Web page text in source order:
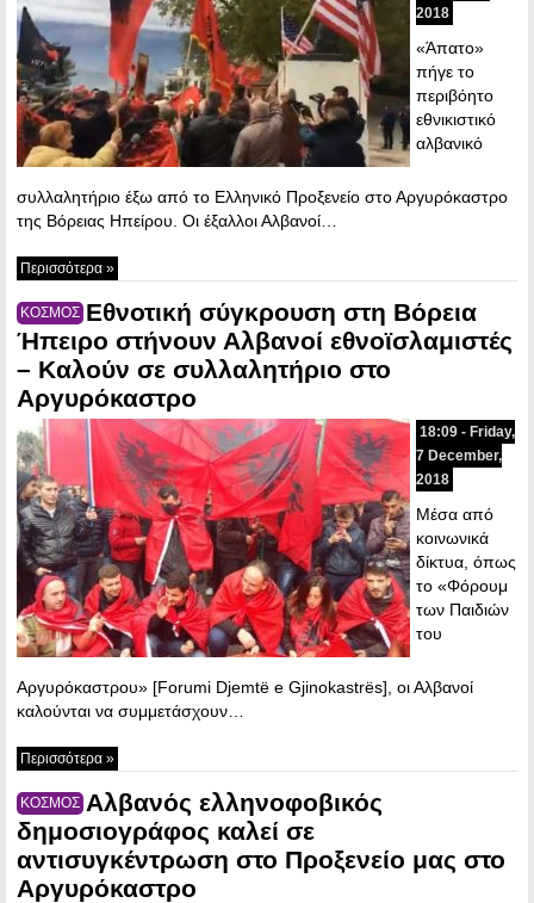
2018
«Άπατο»
πήγε το
περιβόητο
εθνικιστικό
αλβανικό
συλλαλητήριο έξω από το Ελληνικό Προξενείο στο Αργυρόκαστρο
της Βόρειας Ηπείρου. Οι έξαλλοι Αλβανοί…
Περισσότερα »
ΚΟΣΜΟΣ Εθνοτική σύγκρουση στη Βόρεια
Ήπειρο στήνουν Αλβανοί εθνοϊσλαμιστές
– Καλούν σε συλλαλητήριο στο
Αργυρόκαστρο
18:09 - Friday,
7 December,
2018
Μέσα από
κοινωνικά
δίκτυα, όπως
το «Φόρουμ
των Παιδιών
του
Αργυρόκαστρου» [Forumi Djemtë e Gjinokastrës], οι Αλβανοί
καλούνται να συμμετάσχουν…
Περισσότερα »
ΚΟΣΜΟΣ Αλβανός ελληνοφοβικός
δημοσιογράφος καλεί σε
αντισυγκέντρωση στο Προξενείο μας στο
Αργυρόκαστρο